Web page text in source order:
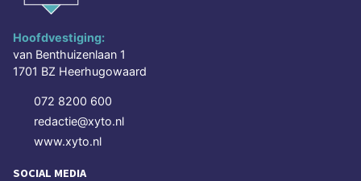
Hoofdvestiging:
van Benthuizenlaan 1
1701 BZ Heerhugowaard
072 8200 600
redactie@xyto.nl
www.xyto.nl
SOCIAL MEDIA